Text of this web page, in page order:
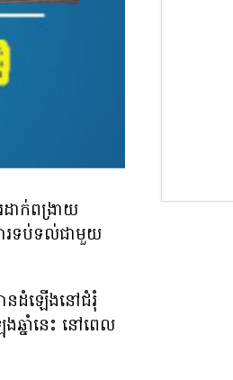
ដាក់ពង្រាយ
ារទប់ទល់ជាមួយ
នដំឡើងនៅជំរុំ
ឆ្នាំនេះ នៅពេល